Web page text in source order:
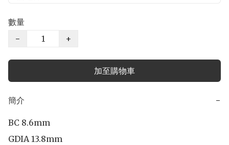
數量
−
+
加至購物車
簡介 −
BC 8.6mm
GDIA 13.8mm